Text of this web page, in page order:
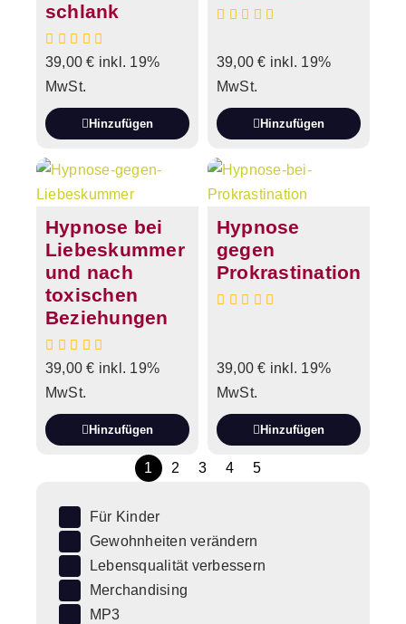
schlank
39,00€ inkl. 19%
MwSt.
Hinzufügen
39,00€ inkl. 19%
MwSt.
Hinzufügen
Hypnose bei
Liebeskummer
und nach
toxischen
Beziehungen
39,00€ inkl. 19%
MwSt.
Hinzufügen
Hypnose
gegen
Prokrastination
39,00€ inkl. 19%
MwSt.
Hinzufügen
1 2 3 4 5
Für Kinder
Gewohnheiten verändern
Lebensqualität verbessern
Merchandising
MP3